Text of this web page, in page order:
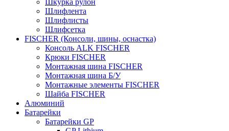
Шкурка рулон
Шлифлента
Шлифлисты
Шлифсетка
FISCHER (Консоли, шины, оснастка)
Консоль ALK FISCHER
Крюки FISCHER
Монтажная шина FISCHER
Монтажная шина Б/У
Монтажные элементы FISCHER
Шайба FISCHER
Алюминий
Батарейки
Батарейки GP